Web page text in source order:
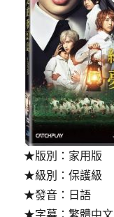
For
Sale)〉
★版別：家用版
★級別：保護級
★發音：日語